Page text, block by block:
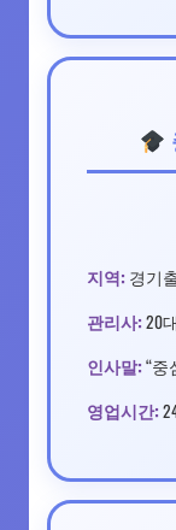
지역: 경기
관리사: 20대
인사말: “중
영업시간: